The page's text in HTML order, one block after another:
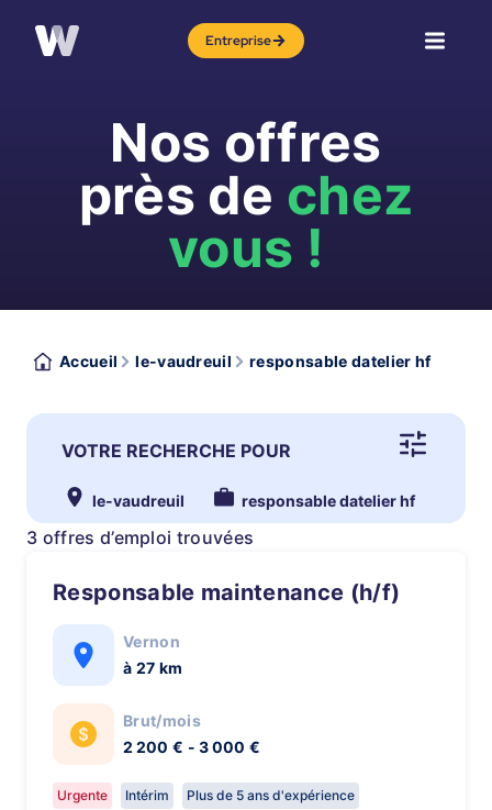
Entreprise
Nos offres
près de chez
vous !
Accueil le-vaudreuil responsable datelier hf
VOTRE RECHERCHE POUR
le-vaudreuil responsable datelier hf
3 offres d’emploi trouvées
Responsable maintenance (h/f)
Vernon
à 27 km
Brut/mois
2 200 € - 3 000 €
Urgente Intérim Plus de 5 ans d'expérience